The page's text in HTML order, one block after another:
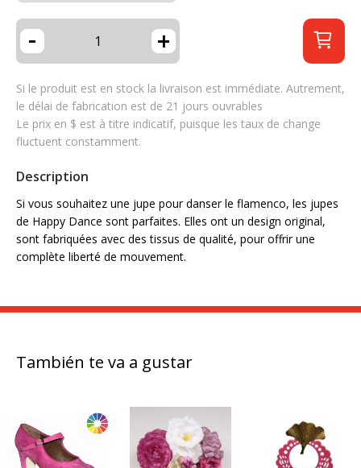
- +
Si le produit est en stock la livraison est immédiate. Autrement,
le délai de fabrication est de 21 jours ouvrables
Le prix en $ est à titre indicatif, puisque les taux de change
fluctuent constamment.
Description
Si vous souhaitez une jupe pour danser le flamenco, les jupes
de Happy Dance sont parfaites. Elles ont un design original,
sont fabriquées avec des tissus de qualité, pour offrir une
complète liberté de mouvement.
También te va a gustar